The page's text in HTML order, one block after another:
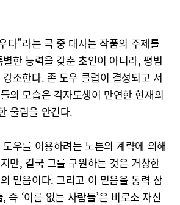
다”라는 극 중 대사는 작품의 주제를
한 능력을 갖춘 초인이 아니라, 평범
조한다. 존 도우 클럽이 결성되고 서
의 모습은 각자도생이 만연한 현재의
울림을 안긴다.
우를 이용하려는 노튼의 계략에 의해
만, 결국 그를 구원하는 것은 거창한
믿음이다. 그리고 이 믿음을 동력 삼
즉 ‘이름 없는 사람들’은 비로소 자신